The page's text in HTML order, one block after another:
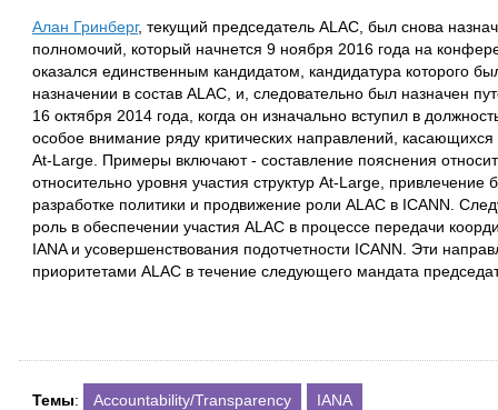
Алан Гринберг, текущий председатель ALAC, был снова
полномочий, который начнется 9 ноября 2016 года на
оказался единственным кандидатом, кандидатура которого
назначении в состав ALAC, и, следовательно был назначен
16 октября 2014 года, когда он изначально вступил в
особое внимание ряду критических направлений,
At-Large. Примеры включают - составление пояснения
относительно уровня участия структур At-Large, привлечение
разработке политики и продвижение роли ALAC в ICANN.
роль в обеспечении участия ALAC в процессе передачи
IANA и усовершенствования подотчетности ICANN. Эти
приоритетами ALAC в течение следующего мандата
Темы: Accountability/Transparency IANA